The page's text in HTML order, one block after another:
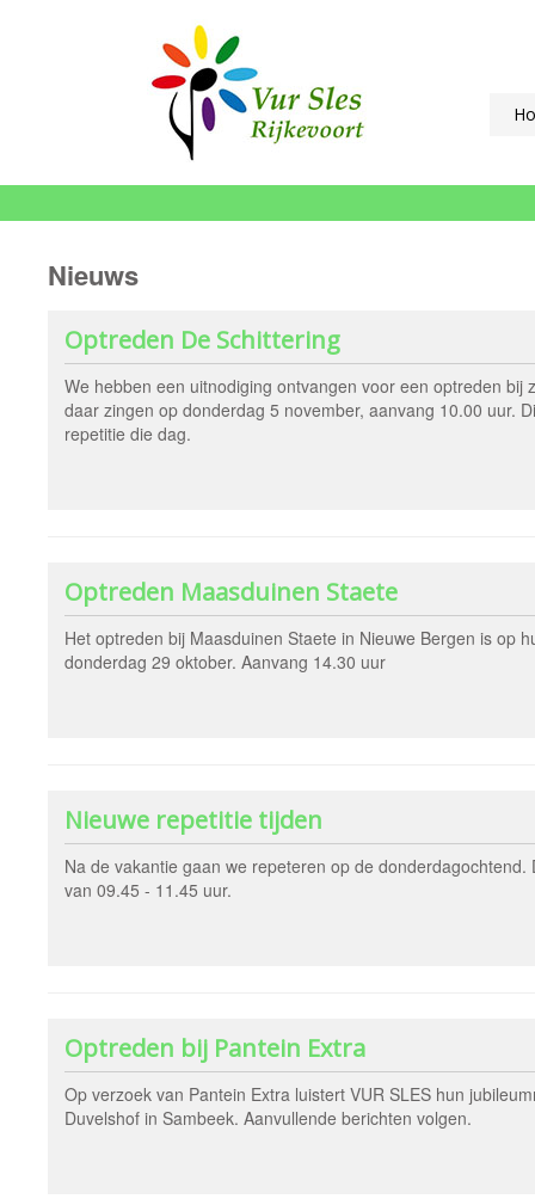
Nieuws
Optreden De Schittering
We hebben een uitnodiging ontvangen voor een optreden bij
daar zingen op donderdag 5 november, aanvang 10.00 uur.
repetitie die dag.
Optreden Maasduinen Staete
Het optreden bij Maasduinen Staete in Nieuwe Bergen is op
donderdag 29 oktober. Aanvang 14.30 uur
Nieuwe repetitie tijden
Na de vakantie gaan we repeteren op de
van 09.45 - 11.45 uur.
Optreden bij Pantein Extra
Op verzoek van Pantein Extra luistert VUR SLES hun
Duvelshof in Sambeek. Aanvullende berichten volgen.